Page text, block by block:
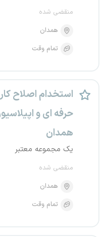
منقضی شده
همدان
تمام وقت
استخدام اصلاح
حرفه ای و
همدان
یک مجموعه معتبر
منقضی شده
همدان
تمام وقت